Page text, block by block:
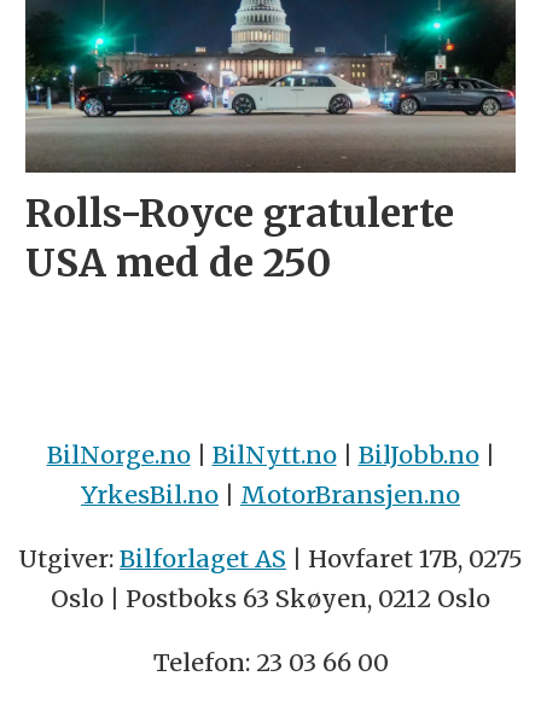
Rolls-Royce gratulerte
USA med de 250
BilNorge.no| BilNytt.no| BilJobb.no|
YrkesBil.no | MotorBransjen.no
Utgiver: Bilforlaget AS | Hovfaret 17B, 0275
Oslo | Postboks 63 Skøyen, 0212 Oslo
Telefon: 23 03 66 00